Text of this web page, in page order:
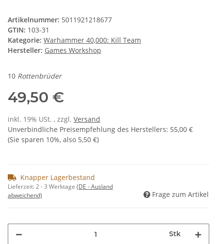
Artikelnummer: 5011921218677
GTIN: 103-31
Kategorie: Warhammer 40,000: Kill Team
Hersteller: Games Workshop
10 Rottenbrüder
49,50 €
inkl. 19% USt. , zzgl. Versand
Unverbindliche Preisempfehlung des Herstellers: 55,00 €
(Sie sparen 10%, also 5,50 €)
Knapper Lagerbestand
Lieferzeit:2 - 3 Werktage (DE - Ausland
abweichend)
Frage zum Artikel
Stk